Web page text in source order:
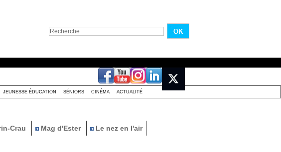
JEUNESSE ÉDUCATION SÉNIORS CINÉMA ACTUALITÉ
Crau Mag d'Ester Le nez en l'air